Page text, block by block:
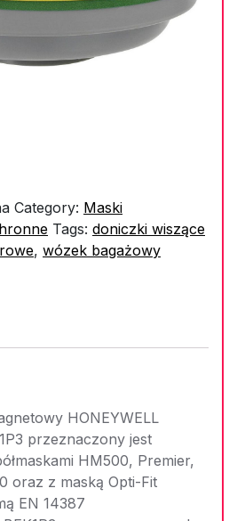
Category: Maski
Tags: doniczki wiszące
, wózek bagażowy
HONEYWELL
przeznaczony jest
HM500, Premier,
oraz z maską Opti-Fit
EN 14387